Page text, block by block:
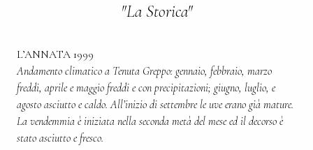
"La Storica"
L’ANNATA 1999
Andamento climatico a Tenuta Greppo: gennaio, febbraio, marzo
freddi, aprile e maggio freddi e con precipitazioni; giugno, luglio, e
agosto asciutto e caldo. All’inizio di settembre le uve erano già mature.
La vendemmia è iniziata nella seconda metà del mese ed il decorso è
stato asciutto e fresco.